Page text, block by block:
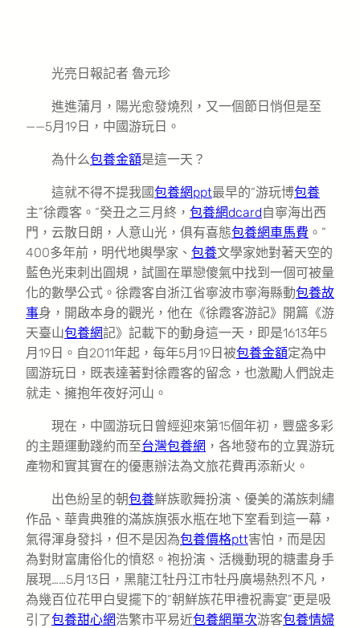
光亮日報記者 魯元珍
進進蒲月，陽光愈發燒烈，又一個節日悄但是至
——5月19日，中國游玩日。
為什么包養金額是這一天？
這就不得不提我國包養網ppt最早的“游玩博包養
主”徐霞客。“癸丑之三月終， 包養網dcard自寧海出西
門，云散日朗，人意山光，俱有喜態包養網車馬費 。”
400多年前，明代地輿學家、 包養文學家她對著天空的
藍色光束刺出圓規，試圖在單戀傻氣中找到一個可被量
化的數學公式。徐霞客自浙江省寧波市寧海縣動包養故
事身，開啟本身的觀光，他在《徐霞客游記》開篇《游
天臺山包養網記》記載下的動身這一天，即是1613年5
月19日。自2011年起，每年5月19日被包養金額定為中
國游玩日，既表達著對徐霞客的留念，也激勵人們說走
就走、擁抱年夜好河山。
現在，中國游玩日曾經迎來第15個年初，豐盛多彩
的主題運動踐約而至台灣包養網 ，各地發布的立異游玩
產物和實其實在的優惠辦法為文旅花費再添新火。
出色紛呈的朝包養鮮族歌舞扮演、優美的滿族刺繡
作品、華貴典雅的滿族旗張水瓶在地下室看到這一幕，
氣得渾身發抖，但不是因為包養價格ptt害怕，而是因
為對財富庸俗化的憤怒。袍扮演、活機動現的糖畫身手
展現……5月13日，黑龍江牡丹江市牡丹廣場熱烈不凡，
為幾百位花甲白叟擺下的“朝鮮族花甲禮祝壽宴”更是吸
引了包養甜心網浩繁市平易近包養網單次游客包養情婦